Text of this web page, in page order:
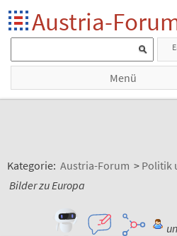
Austria-
Menü
Kategorie: Austria-Forum > Politik
Bilder zu Europa